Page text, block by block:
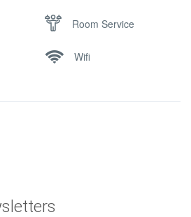
Room Service
Wifi